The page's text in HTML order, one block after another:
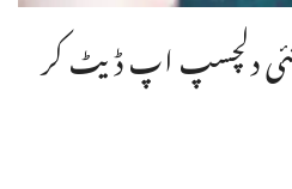
دلچسپ اپ ڈیٹ کر